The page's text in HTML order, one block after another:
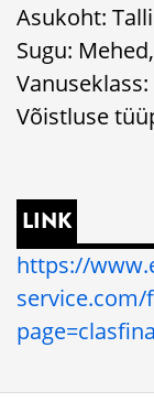
Asukoht:
Sugu:
Võistluse
LINK
https://